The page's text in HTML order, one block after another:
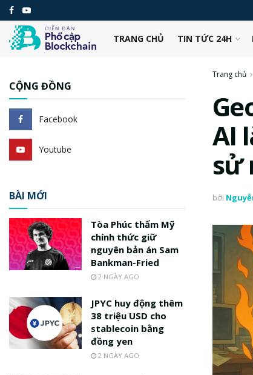
TRANG CHỦ TIN TỨC 24H
Trang chủ
AI
sử
bởi
CỘNG ĐỒNG
Facebook
Youtube
BÀI MỚI
Tòa Phúc thẩm Mỹ
chính thức giữ
nguyên bản án Sam
Bankman-Fried
2 NGÀY AGO
JPYC huy động thêm
38 triệu USD cho
stablecoin bằng
đồng yen
2 NGÀY AGO